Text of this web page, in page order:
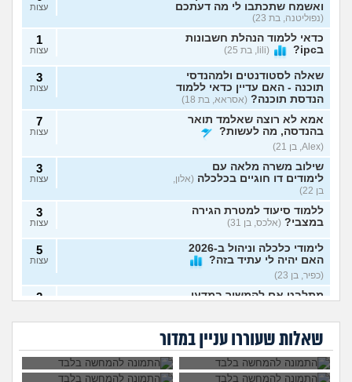
ואשמח שתכתבו לי מה דעתכם
(נפוליטנה, בת 23)
עצות
כדאי ללמוד הנהלת חשבונות
בipc?
(lili, בת 25)
1
עצות
שאלה לסטודנטים ולמהנדסי
תוכנה - האם עדיין כדאי ללמוד
הנדסת תוכנה? (אסראא, בת 18)
3
עצות
אמא לא רוצה שאלמד תואר
בהנדסה, מה לעשות?
(Alex, בן 21)
7
עצות
שילוב משרה מלאה עם
לימודים דו חוגיים בכלכלה (אלון,
בן 22)
3
עצות
ללמוד סיעוד למטרת הגירה
במצבי? (אלכס, בן 31)
3
עצות
לימודי כלכלה וניהול ב-2026
האם יהיה לי עתיד בזה?
(כפיר, בן 23)
5
עצות
מתלבט אם להמשיך במדעי
– אשמח לעצה אמיתית (מדמח,
בן 21)
2
מה הדרך הכי טובה ללמוד
למבחן? (אודי, בן 20)
4
שאלות שעוררו עניין במדור
איך לשלב בין עבודה,
כושר, משפחה
וזוגיות?
קבלתי ציון לא טוב
ללמוד רפואה, לוותר
על החלום?
לא מצליחה להתאפס
על הלימודים, לא רוצה
לפרוש מהתואר, מה
לעשות?
בן הזוג החליט לעשות
סיבה טובה להיפרד
ממנו?